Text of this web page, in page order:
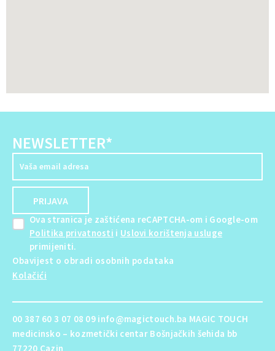
NEWSLETTER*
Ova stranica je zaštićena reCAPTCHA-om i Google-om
Politika privatnosti i Uslovi korištenja usluge
primijeniti.
Obavijest o obradi osobnih podataka
Kolačići
00 387 60 3 07 08 09 info@magictouch.ba MAGIC TOUCH
medicinsko – kozmetički centar Bošnjačkih šehida bb
77220 Cazin